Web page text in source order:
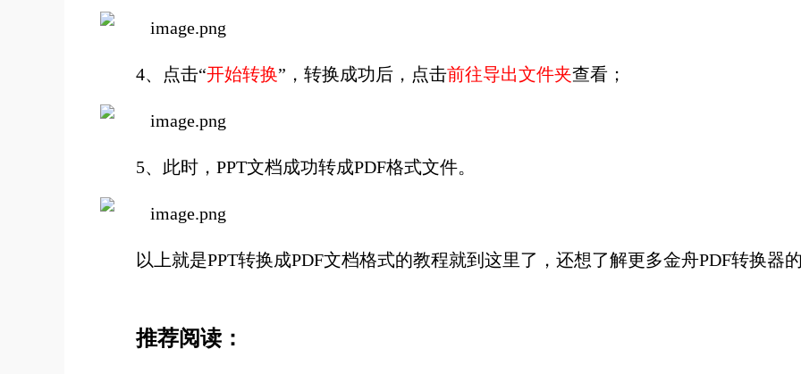
4、点击“开始转换”，转换成功后，点击前往导出文件夹查看；
5、此时，PPT文档成功转成PDF格式文件。
以上就是PPT转换成PDF文档格式的教程就到这里了，还想了解更多金舟PDF转换器
推荐阅读：